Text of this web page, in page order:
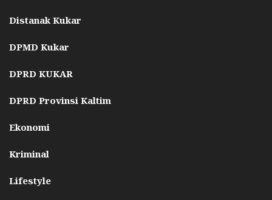
Distanak Kukar
DPMD Kukar
DPRD KUKAR
DPRD Provinsi Kaltim
Ekonomi
Kriminal
Lifestyle